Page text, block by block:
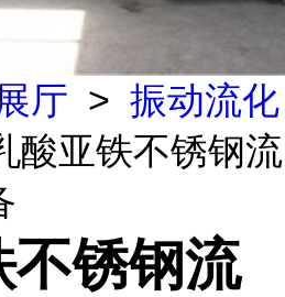
厅 > 振动流化
酸亚铁不锈钢流
锈钢流